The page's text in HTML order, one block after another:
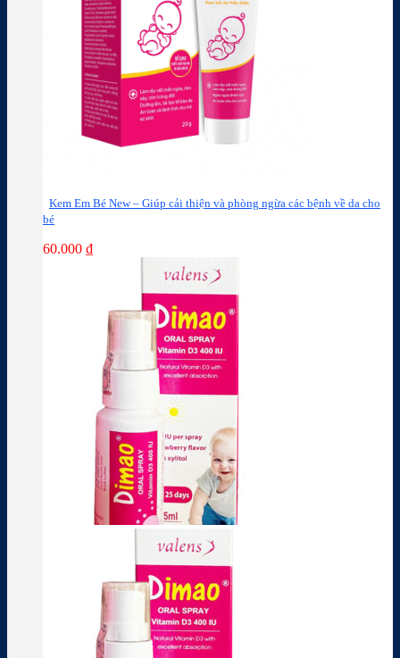
Kem Em Bé New – Giúp cải thiện và phòng ngừa các bệnh về da cho
bé
60.000 ₫